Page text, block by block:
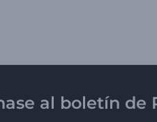
al boletín de